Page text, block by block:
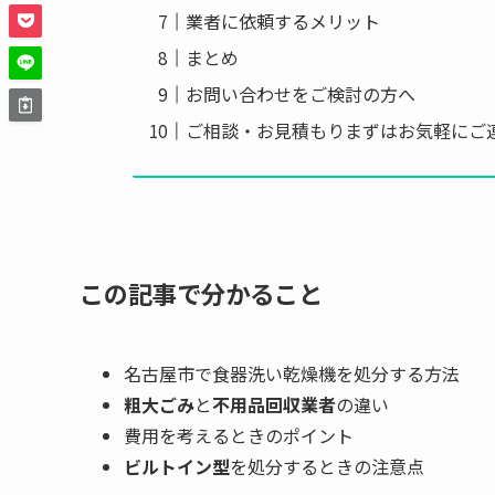
業者に依頼するメリット
まとめ
お問い合わせをご検討の方へ
ご相談・お見積もりまずはお気軽にご
この記事で分かること
名古屋市で食器洗い乾燥機を処分する方法
粗大ごみと不用品回収業者の違い
費用を考えるときのポイント
ビルトイン型を処分するときの注意点